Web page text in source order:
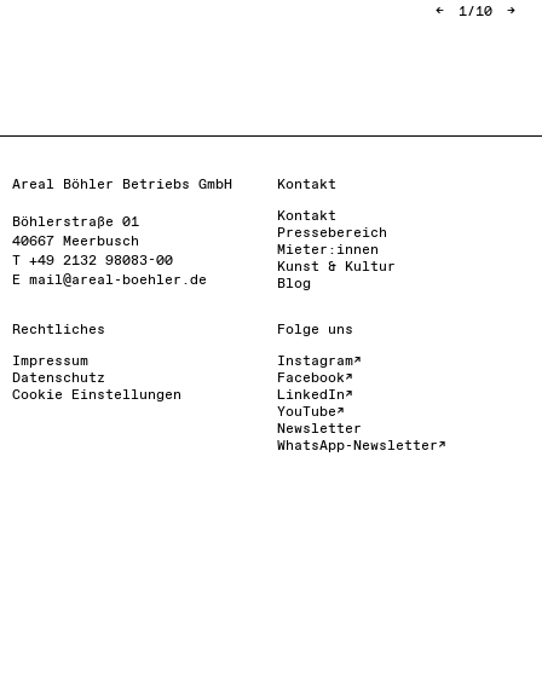
← 1/10 →
Areal Böhler Betriebs GmbH
Böhlerstraße 01
40667 Meerbusch
T +49 2132 98083-00
E mail@areal-boehler.de
Kontakt
Kontakt
Pressebereich
Mieter:innen
Kunst & Kultur
Blog
Rechtliches
Impressum
Datenschutz
Cookie Einstellungen
Folge uns
Instagram
Facebook
LinkedIn
YouTube
Newsletter
WhatsApp-Newsletter